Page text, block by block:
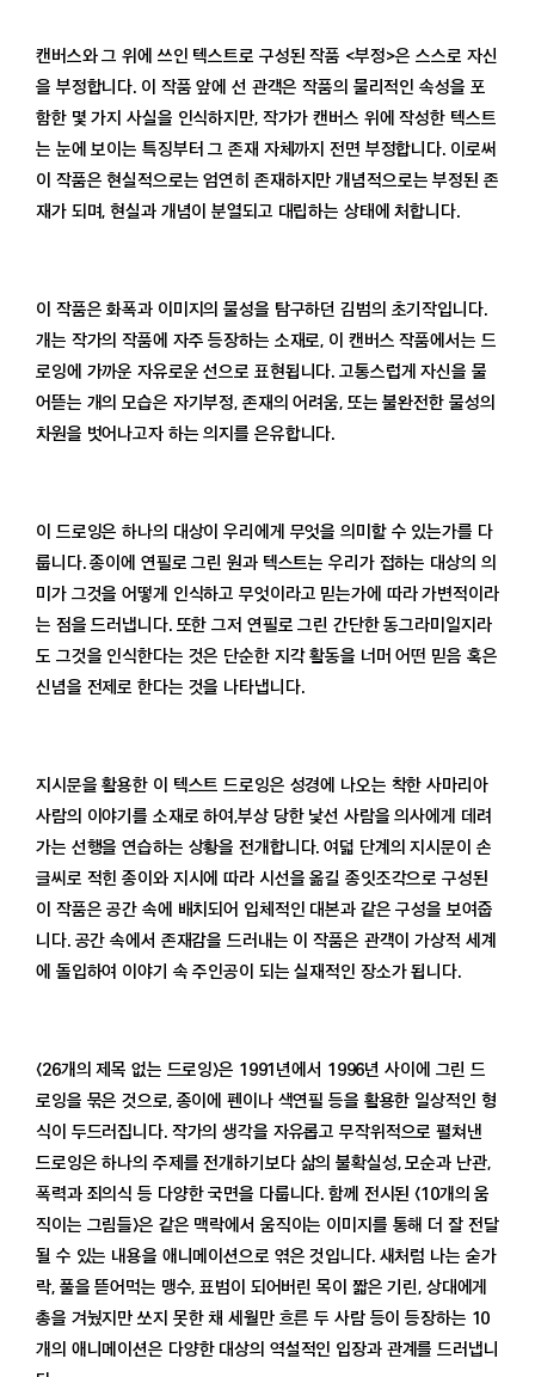
캔버스와 그 위에 쓰인 텍스트로 구성된 작품 <부정>은 스스로 자신
을 부정합니다. 이 작품 앞에 선 관객은 작품의 물리적인 속성을 포
함한 몇 가지 사실을 인식하지만, 작가가 캔버스 위에 작성한 텍스트
는 눈에 보이는 특징부터 그 존재 자체까지 전면 부정합니다. 이로써
이 작품은 현실적으로는 엄연히 존재하지만 개념적으로는 부정된 존
재가 되며, 현실과 개념이 분열되고 대립하는 상태에 처합니다.
이 작품은 화폭과 이미지의 물성을 탐구하던 김범의 초기작입니다.
개는 작가의 작품에 자주 등장하는 소재로, 이 캔버스 작품에서는 드
로잉에 가까운 자유로운 선으로 표현됩니다. 고통스럽게 자신을 물
어뜯는 개의 모습은 자기부정, 존재의 어려움, 또는 불완전한 물성의
차원을 벗어나고자 하는 의지를 은유합니다.
이 드로잉은 하나의 대상이 우리에게 무엇을 의미할 수 있는가를 다
룹니다. 종이에 연필로 그린 원과 텍스트는 우리가 접하는 대상의 의
미가 그것을 어떻게 인식하고 무엇이라고 믿는가에 따라 가변적이라
는 점을 드러냅니다. 또한 그저 연필로 그린 간단한 동그라미일지라
도 그것을 인식한다는 것은 단순한 지각 활동을 너머 어떤 믿음 혹은
신념을 전제로 한다는 것을 나타냅니다.
지시문을 활용한 이 텍스트 드로잉은 성경에 나오는 착한 사마리아
사람의 이야기를 소재로 하여,부상 당한 낯선 사람을 의사에게 데려
가는 선행을 연습하는 상황을 전개합니다. 여덟 단계의 지시문이 손
글씨로 적힌 종이와 지시에 따라 시선을 옮길 종잇조각으로 구성된
이 작품은 공간 속에 배치되어 입체적인 대본과 같은 구성을 보여줍
니다. 공간 속에서 존재감을 드러내는 이 작품은 관객이 가상적 세계
에 돌입하여 이야기 속 주인공이 되는 실재적인 장소가 됩니다.
〈26개의 제목 없는 드로잉〉은 1991년에서 1996년 사이에 그린 드
로잉을 묶은 것으로, 종이에 펜이나 색연필 등을 활용한 일상적인 형
식이 두드러집니다. 작가의 생각을 자유롭고 무작위적으로 펼쳐낸
드로잉은 하나의 주제를 전개하기보다 삶의 불확실성, 모순과 난관,
폭력과 죄의식 등 다양한 국면을 다룹니다. 함께 전시된 〈10개의 움
직이는 그림들〉은 같은 맥락에서 움직이는 이미지를 통해 더 잘 전달
될 수 있는 내용을 애니메이션으로 엮은 것입니다. 새처럼 나는 숟가
락, 풀을 뜯어먹는 맹수, 표범이 되어버린 목이 짧은 기린, 상대에게
총을 겨눴지만 쏘지 못한 채 세월만 흐른 두 사람 등이 등장하는 10
개의 애니메이션은 다양한 대상의 역설적인 입장과 관계를 드러냅니